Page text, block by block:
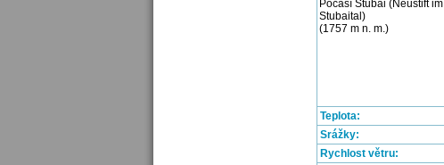
Počasí Stubai (Neustift im
Stubaital)
(1757 m n. m.)
Teplota:
Srážky:
Rychlost větru: